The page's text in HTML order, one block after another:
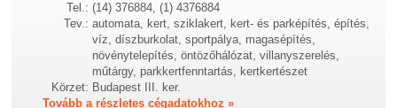
Tel.: (14) 376884, (1) 4376884
Tev.: automata, kert, sziklakert, kert- és parképítés, építés,
víz, díszburkolat, sportpálya, magasépítés,
növénytelepítés, öntözőhálózat, villanyszerelés,
műtárgy, parkkertfenntartás, kertkertészet
Körzet: Budapest III. ker.
Tovább a részletes cégadatokhoz »